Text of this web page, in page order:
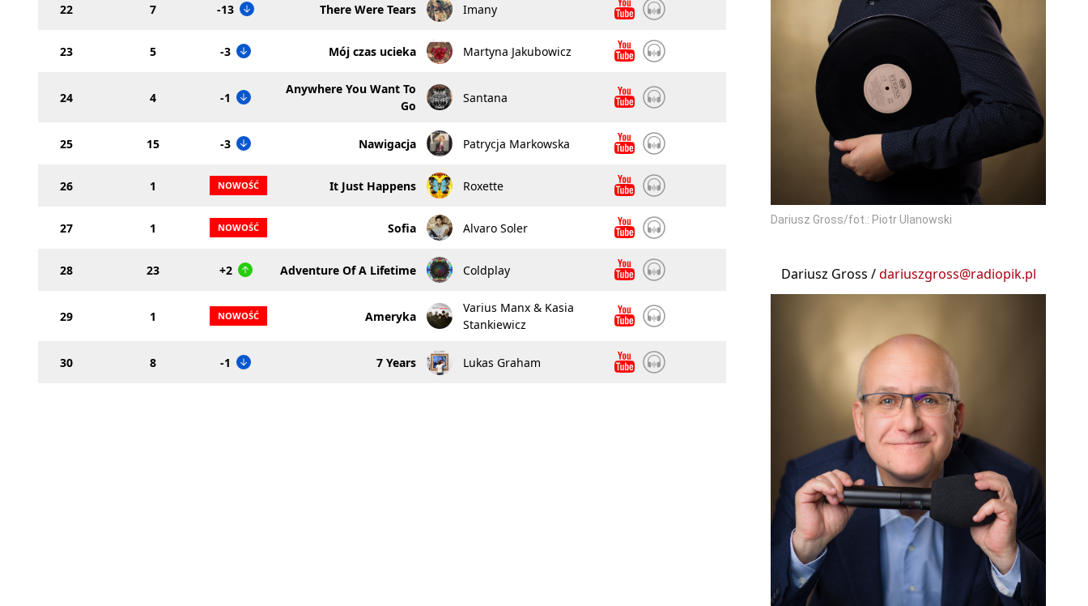
22 7 -13 There Were Tears Imany
23 5 -3 Mój czas ucieka Martyna Jakubowicz
24 4 -1
Anywhere You Want To
Go
Santana
25 15 -3 Nawigacja Patrycja Markowska
26 1 It Just Happens Roxette
27 1 Sofia Alvaro Soler
28 23 +2 Adventure Of A Lifetime Coldplay
29 1 Ameryka
Varius Manx & Kasia
Stankiewicz
30 8 -1 7 Years Lukas Graham
Dariusz Gross/fot.: Piotr Ulanowski
Dariusz Gross /dariuszgross@radiopik.pl